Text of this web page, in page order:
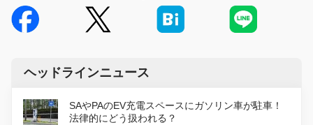
ヘッドラインニュース
SAやPAのEV充電スペースにガソリン車が駐車！
法律的にどう扱われる？